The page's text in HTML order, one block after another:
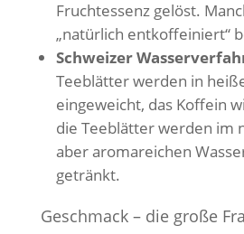
Fruchtessenz gelöst.
„natürlich entkoffeiniert“
Schweizer
Teeblätter werden in
eingeweicht, das Koffein
die Teeblätter werden im
aber aromareichen
getränkt.
Geschmack – die große